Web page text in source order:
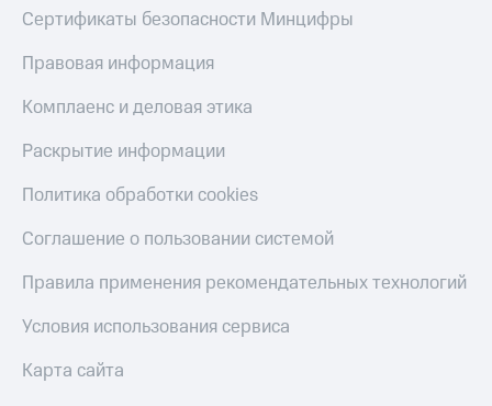
Сертификаты безопасности Минцифры
Правовая информация
Комплаенс и деловая этика
Раскрытие информации
Политика обработки cookies
Соглашение о пользовании системой
Правила применения рекомендательных технологий
Условия использования сервиса
Карта сайта